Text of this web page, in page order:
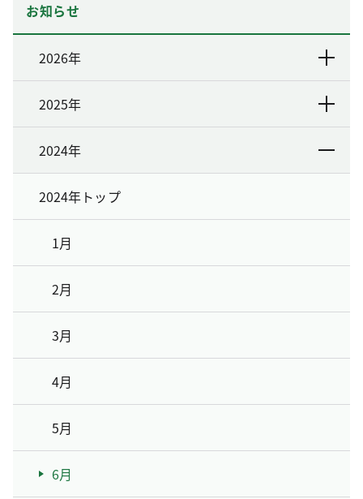
お知らせ
2026年
2025年
2024年
2024年トップ
1月
2月
3月
4月
5月
6月